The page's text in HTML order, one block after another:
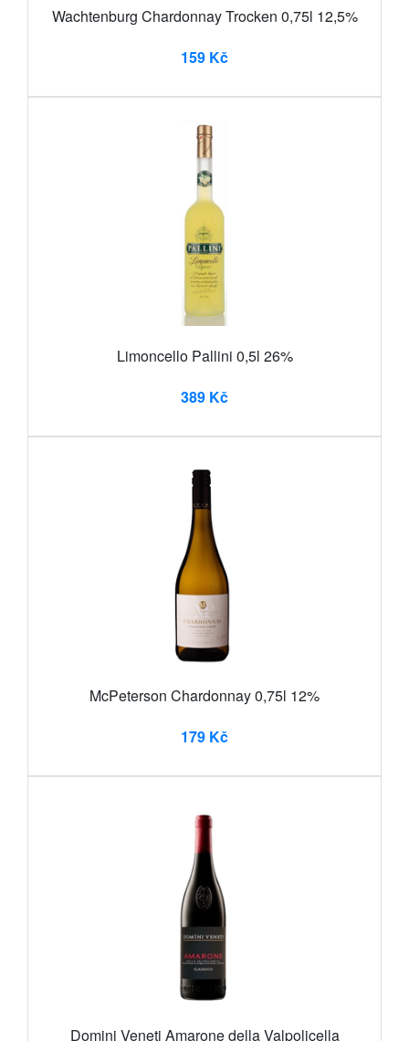
Wachtenburg Chardonnay Trocken 0,75l 12,5%
159 Kč
Limoncello Pallini 0,5l 26%
389 Kč
McPeterson Chardonnay 0,75l 12%
179 Kč
Domini Veneti Amarone della Valpolicella